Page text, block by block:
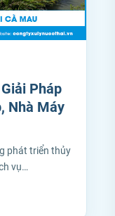
Pháp
Nhà Máy
phát triển thủy
vụ…